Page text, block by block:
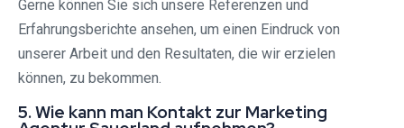
Gerne können Sie sich unsere Referenzen und
Erfahrungsberichte ansehen, um einen Eindruck von
unserer Arbeit und den Resultaten, die wir erzielen
können, zu bekommen.
5. Wie kann man Kontakt zur Marketing